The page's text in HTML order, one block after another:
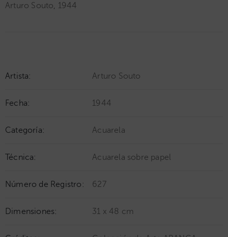
Arturo Souto, 1944
Artista: Arturo Souto
Fecha: 1944
Categoría: Acuarela
Técnica: Acuarela sobre papel
Número de Registro: 627
Dimensiones: 31 x 48 cm